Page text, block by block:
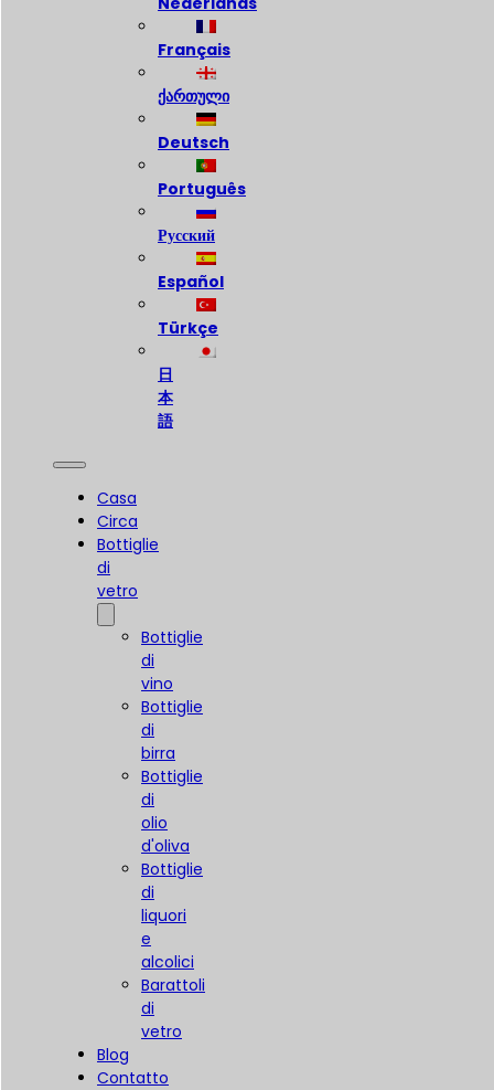
Français
ქართული
Deutsch
Português
Русский
Español
Türkçe
日
本
語
Casa
Circa
Bottiglie
di
vetro
Bottiglie
di
vino
Bottiglie
di
birra
Bottiglie
di
olio
d'oliva
Bottiglie
di
liquori
e
alcolici
Barattoli
di
vetro
Blog
Contatto